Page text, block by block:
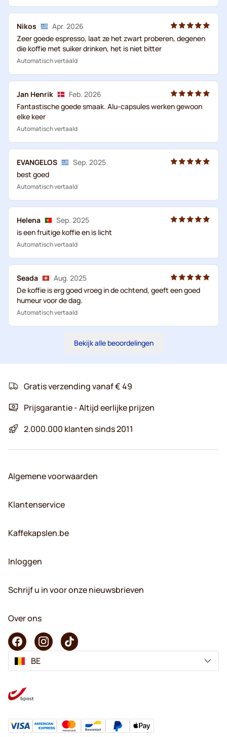
Nikos
Apr. 2026
Zeer goede espresso, laat ze het zwart proberen, degenen
die koffie met suiker drinken, het is niet bitter
Automatisch vertaald
Jan Henrik
Feb. 2026
Fantastische goede smaak. Alu-capsules werken gewoon
elke keer
Automatisch vertaald
EVANGELOS
Sep. 2025
best goed
Automatisch vertaald
Helena
Sep. 2025
is een fruitige koffie en is licht
Automatisch vertaald
Seada
Aug. 2025
De koffie is erg goed vroeg in de ochtend, geeft een goed
humeur voor de dag.
Automatisch vertaald
Bekijk alle beoordelingen
Gratis verzending vanaf € 49
Prijsgarantie - Altijd eerlijke prijzen
2.000.000 klanten sinds 2011
Algemene voorwaarden
Klantenservice
Kaffekapslen.be
Inloggen
Schrijf u in voor onze nieuwsbrieven
Over ons
BE